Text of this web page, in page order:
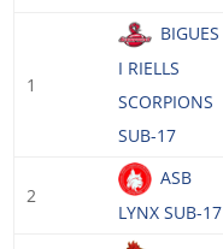
1
BIGUES
I RIELLS
SCORPIONS
SUB-17
2
ASB
LYNX SUB-17